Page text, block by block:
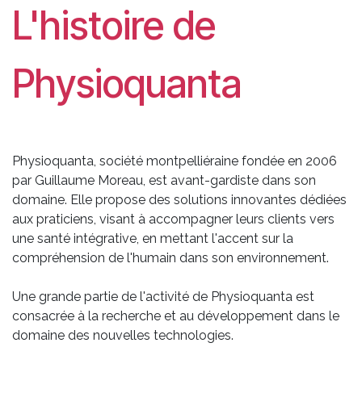
L'histoire de
Physioquanta
Physioquanta, société montpelliéraine fondée en 2006
par Guillaume Moreau, est avant-gardiste dans son
domaine. Elle propose des solutions innovantes dédiées
aux praticiens, visant à accompagner leurs clients vers
une santé intégrative, en mettant l'accent sur la
compréhension de l'humain dans son environnement.
Une grande partie de l'activité de Physioquanta est
consacrée à la recherche et au développement dans le
domaine des nouvelles technologies.